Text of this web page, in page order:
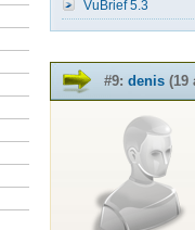
VuBrief 5.3
#9: denis (19